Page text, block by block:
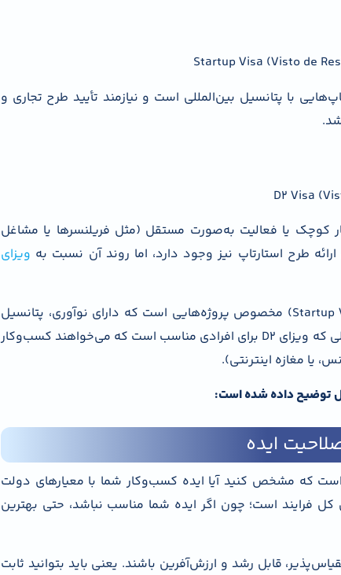
با پتانسیل بین‌المللی است و نیازمند تأیید طرح تجاری و
کوچک یا فعالیت به‌صورت مستقل (مثل فریلنسرها یا مشاغل
طرح استارتاپ نیز وجود دارد، اما روند آن نسبت به ویزای
نکته مهم این است که ویزای استارتاپ پرتغال (Startup Visa) مخصوص پروژه‌هایی است که دارای نوآوری، پتانسیل
رشد بین‌المللی، و ارزش افزوده اقتصادی باشند. در حالی که ویزای D2 برای افرادی مناسب است که می‌خواهند کسب‌وکار
یا مغازه اینترنتی).
توضیح داده شده است:
است که مشخص کنید آیا ایده کسب‌وکار شما با معیارهای دولت
فرایند است؛ چون اگر ایده شما مناسب نباشد، حتی بهترین
قابل رشد و ارزش‌آفرین باشند. یعنی باید بتوانید ثابت